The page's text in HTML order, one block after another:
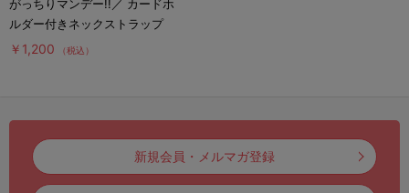
がっちりマンデー!!／ カードホ
ルダー付きネックストラップ
￥1,200 （税込）
新規会員・メルマガ登録